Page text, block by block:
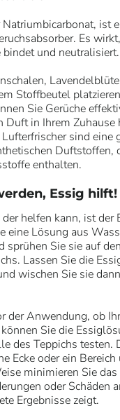
Natriumbicarbonat, ist
Es
und neutralisiert.
Stoffbeutel
Sie Gerüche
Duft in Ihrem Zuhause
sind eine
Duftstoffen,
enthalten.
Essig hilft!
helfen kann, ist der
eine Lösung aus
sprühen Sie sie auf
Lassen Sie die
wischen Sie sie
der Anwendung, ob
Sie die
des Teppichs testen.
Ecke oder ein
minimieren Sie
oder Schäden
Ergebnisse zeigt.